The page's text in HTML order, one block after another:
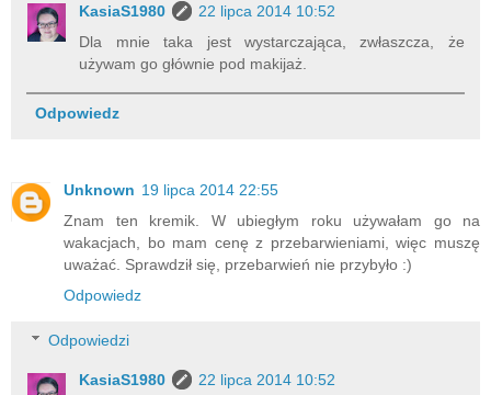
KasiaS1980
22 lipca 2014 10:52
Dla mnie taka jest wystarczająca, zwłaszcza, że
używam go głównie pod makijaż.
Odpowiedz
Unknown 19 lipca 2014 22:55
Znam ten kremik. W ubiegłym roku używałam go na
wakacjach, bo mam cenę z przebarwieniami, więc muszę
uważać. Sprawdził się, przebarwień nie przybyło :)
Odpowiedz
Odpowiedzi
KasiaS1980
22 lipca 2014 10:52